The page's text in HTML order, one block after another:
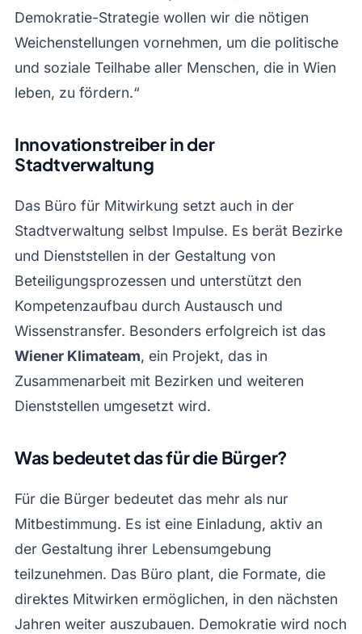
Demokratie-Strategie wollen wir die nötigen
Weichenstellungen vornehmen, um die politische
und soziale Teilhabe aller Menschen, die in Wien
leben, zu fördern.“
Innovationstreiber in der
Stadtverwaltung
Das Büro für Mitwirkung setzt auch in der
Stadtverwaltung selbst Impulse. Es berät Bezirke
und Dienststellen in der Gestaltung von
Beteiligungsprozessen und unterstützt den
Kompetenzaufbau durch Austausch und
Wissenstransfer. Besonders erfolgreich ist das
Wiener Klimateam, ein Projekt, das in
Zusammenarbeit mit Bezirken und weiteren
Dienststellen umgesetzt wird.
Was bedeutet das für die Bürger?
Für die Bürger bedeutet das mehr als nur
Mitbestimmung. Es ist eine Einladung, aktiv an
der Gestaltung ihrer Lebensumgebung
teilzunehmen. Das Büro plant, die Formate, die
direktes Mitwirken ermöglichen, in den nächsten
Jahren weiter auszubauen. Demokratie wird noch